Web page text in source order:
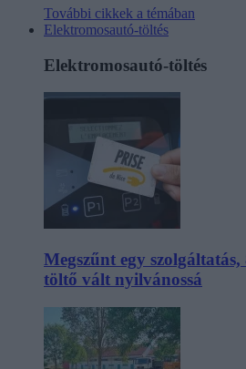
További cikkek a témában
Elektromosautó-töltés
Elektromosautó-töltés
Megszűnt egy
töltő vált nyilvánossá